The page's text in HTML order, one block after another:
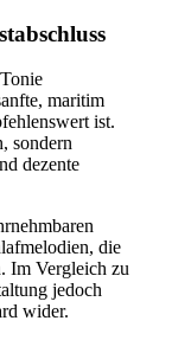
maritim
ist.
sondern
dezente
die
Im Vergleich zu
jedoch
wider.